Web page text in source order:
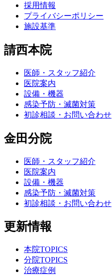
採用情報
プライバシーポリシー
施設基準
請西本院
医師・スタッフ紹介
医院案内
設備・機器
感染予防・滅菌対策
初診相談・お問い合わせ
金田分院
医師・スタッフ紹介
医院案内
設備・機器
感染予防・滅菌対策
初診相談・お問い合わせ
更新情報
本院TOPICS
分院TOPICS
治療症例